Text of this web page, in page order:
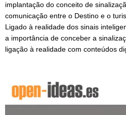
implantação do conceito de
comunicação entre o Destino e o
Ligado à realidade dos sinais
a importância de conceber a
ligação à realidade com conteúdos